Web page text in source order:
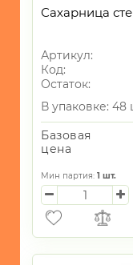
Сахарница
Артикул:
Код:
Остаток:
В упаковке: 48
Базовая
цена
Мин партия: 1 шт.